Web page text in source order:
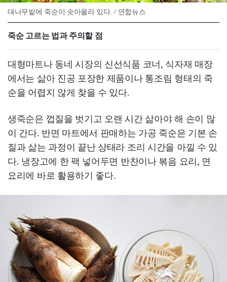
대나무밭에 죽순이 솟아올라 있다. / 연합뉴스
죽순 고르는 법과 주의할 점
대형마트나 동네 시장의 신선식품 코너, 식자재 매장
에서는 삶아 진공 포장한 제품이나 통조림 형태의 죽
순을 어렵지 않게 찾을 수 있다.
생죽순은 껍질을 벗기고 오랜 시간 삶아야 해 손이 많
이 간다. 반면 마트에서 판매하는 가공 죽순은 기본 손
질과 삶는 과정이 끝난 상태라 조리 시간을 아낄 수 있
다. 냉장고에 한 팩 넣어두면 반찬이나 볶음 요리, 면
요리에 바로 활용하기 좋다.